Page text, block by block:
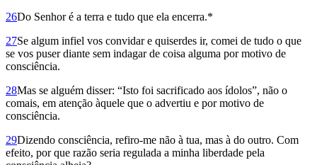
26Do Senhor é a terra e tudo que ela encerra.*
27Se algum infiel vos convidar e quiserdes ir, comei de tudo o que
se vos puser diante sem indagar de coisa alguma por motivo de
consciên­cia.
28Mas se alguém disser: “Isto foi sacrificado aos ídolos”, não o
comais, em atenção àquele que o advertiu e por motivo de
consciência.
29Dizendo consciência, refiro-me não à tua, mas à do outro. Com
efeito, por que razão seria regulada a minha liberdade pela